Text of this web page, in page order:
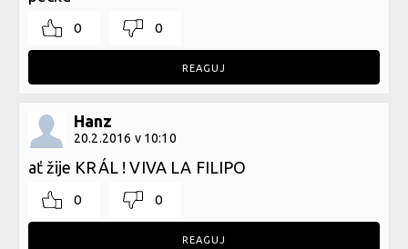
0 0
REAGUJ
Hanz
20.2.2016 v 10:10
ať žije KRÁL ! VIVA LA FILIPO
0 0
REAGUJ